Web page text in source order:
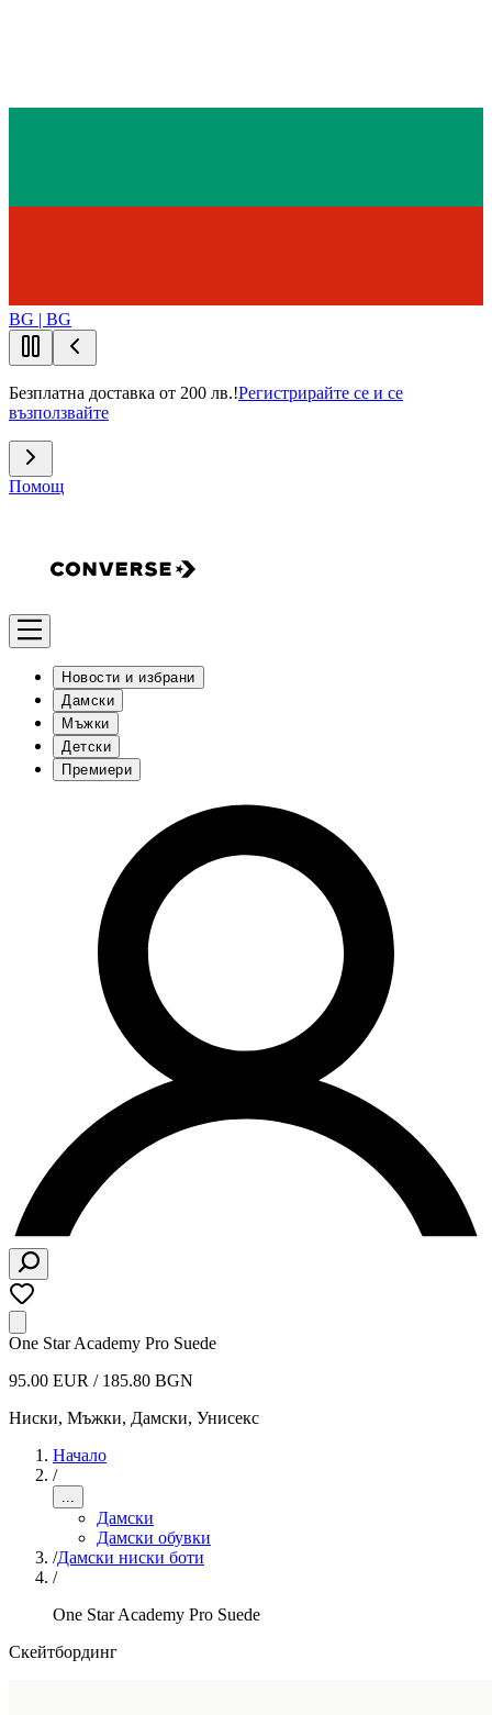
BG | BG
Безплатна доставка от 200 лв.!Регистрирайте се и се
възползвайте
Помощ
Новости и избрани
Дамски
Мъжки
Детски
Премиери
One Star Academy Pro Suede
95.00 EUR / 185.80 BGN
Ниски, Мъжки, Дамски, Унисекс
Начало
/
...
Дамски
Дамски обувки
/Дамски ниски боти
/
One Star Academy Pro Suede
Скейтбординг